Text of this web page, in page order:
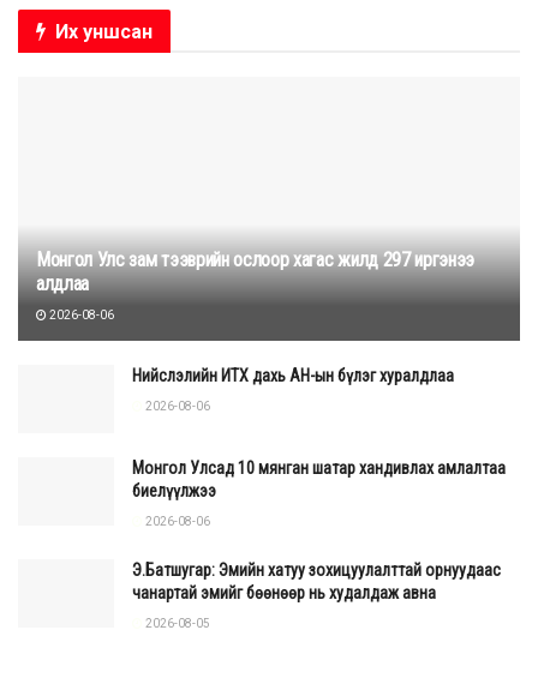
Их уншсан
Монгол Улс зам тээврийн ослоор хагас жилд 297 иргэнээ
алдлаа
2026-08-06
Нийслэлийн ИТХ дахь АН-ын бүлэг хуралдлаа
2026-08-06
Монгол Улсад 10 мянган шатар хандивлах амлалтаа
биелүүлжээ
2026-08-06
Э.Батшугар: Эмийн хатуу зохицуулалттай орнуудаас
чанартай эмийг бөөнөөр нь худалдаж авна
2026-08-05